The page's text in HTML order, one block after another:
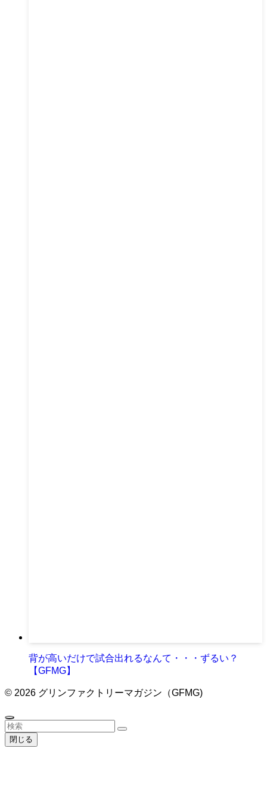
背が高いだけで試合出れるなんて・・・ずるい？
【GFMG】
© 2026 グリンファクトリーマガジン（GFMG)
閉じる